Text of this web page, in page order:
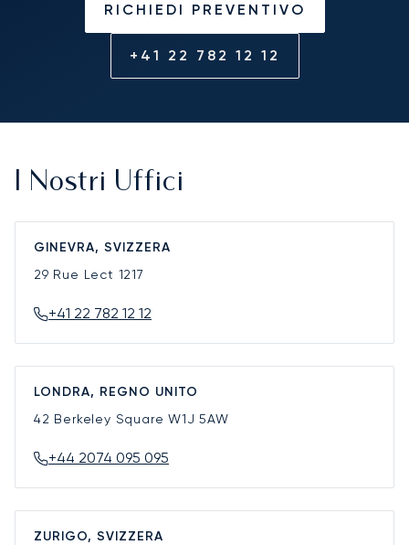
RICHIEDI PREVENTIVO
+41 22 782 12 12
I Nostri Uffici
GINEVRA, SVIZZERA
29 Rue Lect 1217
+41 22 782 12 12
LONDRA, REGNO UNITO
42 Berkeley SquareW1J 5AW
+44 2074 095 095
ZURIGO, SVIZZERA